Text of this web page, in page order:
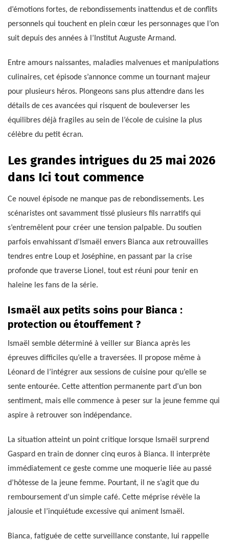
d’émotions fortes, de rebondissements inattendus et de conflits
personnels qui touchent en plein cœur les personnages que l’on
suit depuis des années à l’Institut Auguste Armand.
Entre amours naissantes, maladies malvenues et manipulations
culinaires, cet épisode s’annonce comme un tournant majeur
pour plusieurs héros. Plongeons sans plus attendre dans les
détails de ces avancées qui risquent de bouleverser les
équilibres déjà fragiles au sein de l’école de cuisine la plus
célèbre du petit écran.
Les grandes intrigues du 25 mai 2026
dans Ici tout commence
Ce nouvel épisode ne manque pas de rebondissements. Les
scénaristes ont savamment tissé plusieurs fils narratifs qui
s’entremêlent pour créer une tension palpable. Du soutien
parfois envahissant d’Ismaël envers Bianca aux retrouvailles
tendres entre Loup et Joséphine, en passant par la crise
profonde que traverse Lionel, tout est réuni pour tenir en
haleine les fans de la série.
Ismaël aux petits soins pour Bianca :
protection ou étouffement ?
Ismaël semble déterminé à veiller sur Bianca après les
épreuves difficiles qu’elle a traversées. Il propose même à
Léonard de l’intégrer aux sessions de cuisine pour qu’elle se
sente entourée. Cette attention permanente part d’un bon
sentiment, mais elle commence à peser sur la jeune femme qui
aspire à retrouver son indépendance.
La situation atteint un point critique lorsque Ismaël surprend
Gaspard en train de donner cinq euros à Bianca. Il interprète
immédiatement ce geste comme une moquerie liée au passé
d’hôtesse de la jeune femme. Pourtant, il ne s’agit que du
remboursement d’un simple café. Cette méprise révèle la
jalousie et l’inquiétude excessive qui animent Ismaël.
Bianca, fatiguée de cette surveillance constante, lui rappelle